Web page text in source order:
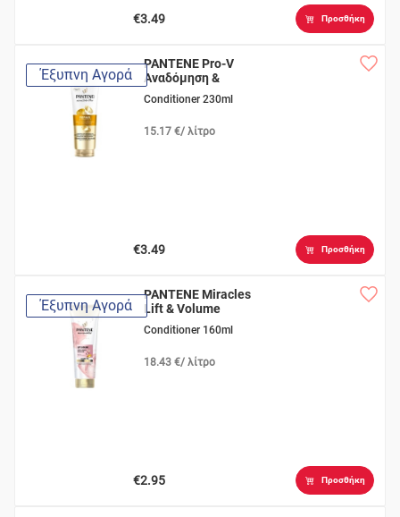
€3.49 Προσθήκη
Έξυπνη Αγορά
PANTENE Pro-V
Αναδόμηση &
Προστασία
Conditioner 230ml
15.17 €/ λίτρο
€3.49 Προσθήκη
Έξυπνη Αγορά
PANTENE Miracles
Lift & Volume
Conditioner 160ml
18.43 €/ λίτρο
€2.95 Προσθήκη